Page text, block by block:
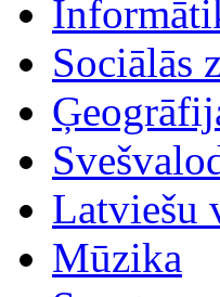
Sociālās
Latviešu
Mūzika